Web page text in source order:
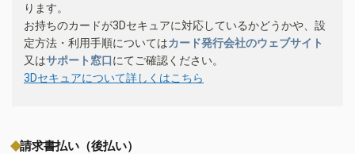
ります。
お持ちのカードが3Dセキュアに対応しているかどうかや、設
定方法・利用手順についてはカード発行会社のウェブサイト
又はサポート窓口にてご確認ください。
3Dセキュアについて詳しくはこちら
請求書払い（後払い）